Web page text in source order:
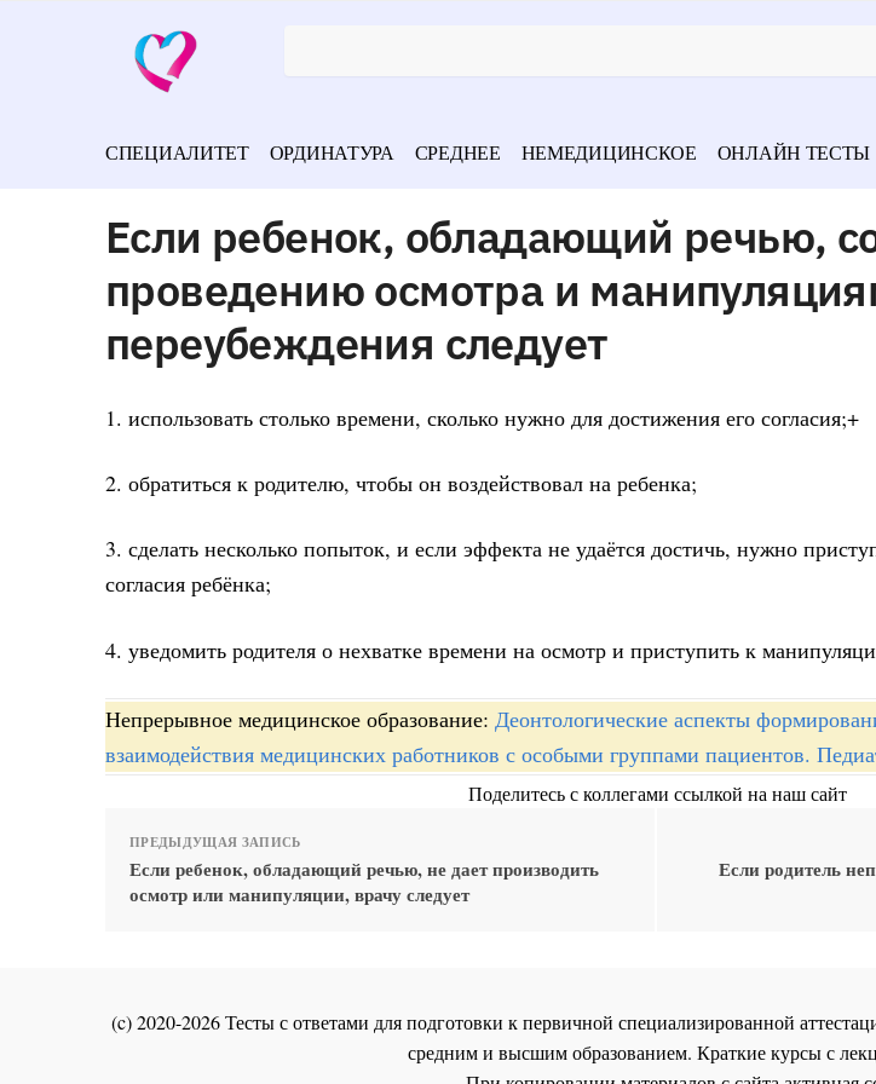
СПЕЦИАЛИТЕТ ОРДИНАТУРА СРЕДНЕЕ НЕМЕДИЦИНСКОЕ ОНЛАЙН ТЕСТЫ
Если ребенок, обладающий речью,
проведению осмотра и
переубеждения следует
1. использовать столько времени, сколько нужно для достижения его согласия;+
2. обратиться к родителю, чтобы он воздействовал на ребенка;
3. сделать несколько попыток, и если эффекта не удаётся достичь, нужно
согласия ребёнка;
4. уведомить родителя о нехватке времени на осмотр и приступить к
Непрерывное медицинское образование: Деонтологические аспекты
взаимодействия медицинских работников с особыми группами пациентов.
Поделитесь с коллегами ссылкой на наш сайт
ПРЕДЫДУЩАЯ ЗАПИСЬ
Если ребенок, обладающий речью, не дает производить
осмотр или манипуляции, врачу следует
Если родитель
(c) 2020-2026 Тесты с ответами для подготовки к первичной специализированной
средним и высшим образованием. Краткие курсы с